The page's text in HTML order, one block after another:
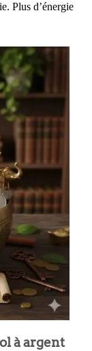
Plus d’énergie
à argent